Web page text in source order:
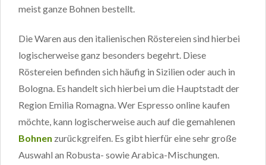
meist ganze Bohnen bestellt.
Die Waren aus den italienischen Röstereien sind hierbei
logischerweise ganz besonders begehrt. Diese
Röstereien befinden sich häufig in Sizilien oder auch in
Bologna. Es handelt sich hierbei um die Hauptstadt der
Region Emilia Romagna. Wer Espresso online kaufen
möchte, kann logischerweise auch auf die gemahlenen
Bohnen zurückgreifen. Es gibt hierfür eine sehr große
Auswahl an Robusta- sowie Arabica-Mischungen.